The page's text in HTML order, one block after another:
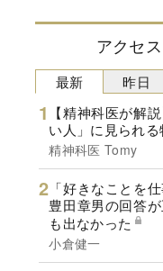
アクセ
最新
【精神科医が解
い人」に見られ
精神科医 Tomy
「好きなことを
豊田章男の回答
も出なかった
小倉健一
昨日